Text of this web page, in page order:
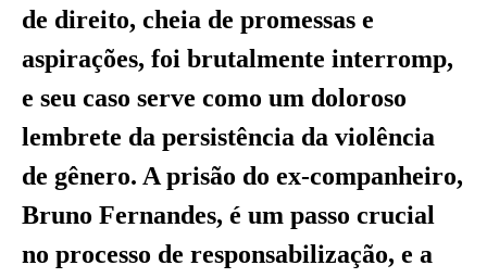
de direito, cheia de promessas e
aspirações, foi brutalmente interromp,
e seu caso serve como um doloroso
lembrete da persistência da violência
de gênero. A prisão do ex-companheiro,
Bruno Fernandes, é um passo crucial
no processo de responsabilização, e a